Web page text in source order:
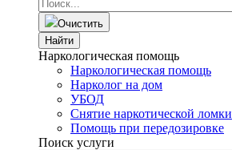
Очистить
Найти
Наркологическая помощь
Наркологическая помощь
Нарколог на дом
УБОД
Снятие наркотической ломки
Помощь при передозировке
Поиск услуги